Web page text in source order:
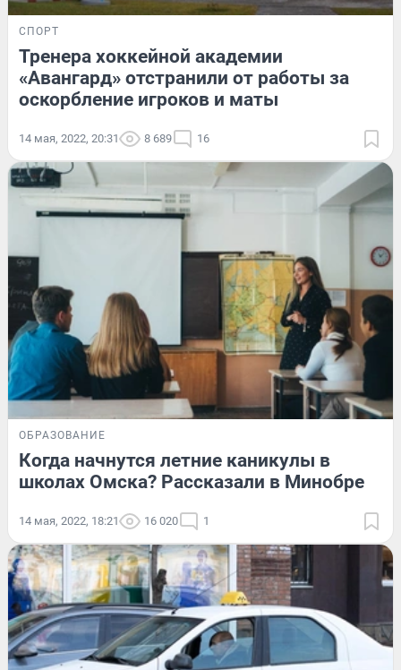
СПОРТ
Тренера хоккейной академии
«Авангард» отстранили от работы за
оскорбление игроков и маты
14 мая, 2022, 20:31 8 689 16
ОБРАЗОВАНИЕ
Когда начнутся летние каникулы в
школах Омска? Рассказали в Минобре
14 мая, 2022, 18:21 16 020 1